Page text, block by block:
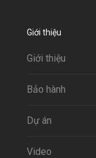
Giới thiệu
Giới thiệu
Bảo hành
Dự án
Video